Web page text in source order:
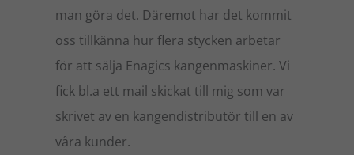
man göra det. Däremot har det kommit
oss tillkänna hur flera stycken arbetar
för att sälja Enagics kangenmaskiner. Vi
fick bl.a ett mail skickat till mig som var
skrivet av en kangendistributör till en av
våra kunder.